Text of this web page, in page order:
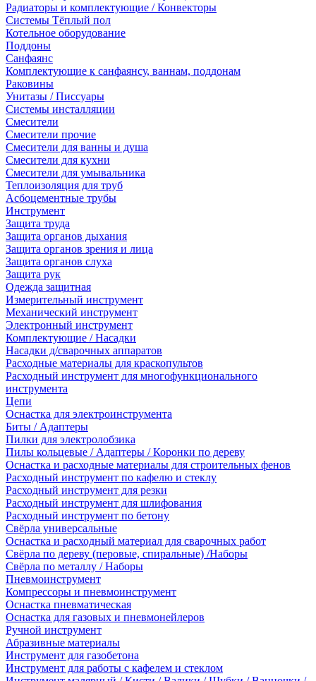
Радиаторы и комплектующие / Конвекторы
Системы Тёплый пол
Котельное оборудование
Поддоны
Санфаянс
Комплектующие к санфаянсу, ваннам, поддонам
Раковины
Унитазы / Писсуары
Системы инсталляции
Смесители
Смесители прочие
Смесители для ванны и душа
Смесители для кухни
Смесители для умывальника
Теплоизоляция для труб
Асбоцементные трубы
Инструмент
Защита труда
Защита органов дыхания
Защита органов зрения и лица
Защита органов слуха
Защита рук
Одежда защитная
Измерительный инструмент
Механический инструмент
Электронный инструмент
Комплектующие / Насадки
Насадки д/сварочных аппаратов
Расходные материалы для краскопультов
Расходный инструмент для многофункционального
инструмента
Цепи
Оснастка для электроинструмента
Биты / Адаптеры
Пилки для электролобзика
Пилы кольцевые / Адаптеры / Коронки по дереву
Оснастка и расходные материалы для строительных фенов
Расходный инструмент по кафелю и стеклу
Расходный инструмент для резки
Расходный инструмент для шлифования
Расходный инструмент по бетону
Свёрла универсальные
Оснастка и расходный материал для сварочных работ
Свёрла по дереву (перовые, спиральные) /Наборы
Свёрла по металлу / Наборы
Пневмоинструмент
Компрессоры и пневмоинструмент
Оснастка пневматическая
Оснастка для газовых и пневмонейлеров
Ручной инструмент
Абразивные материалы
Инструмент для газобетона
Инструмент для работы с кафелем и стеклом